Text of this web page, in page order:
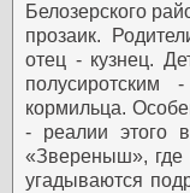
Белозерского
прозаик.
отец - кузнец.
кормильца.
- реалии этого
«Звереныш», где
угадываются